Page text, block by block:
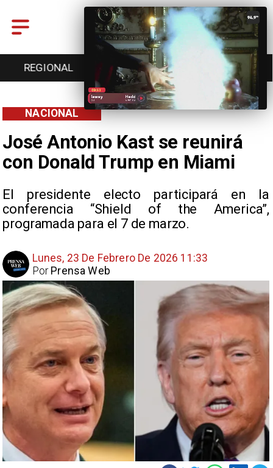
REGIONAL ENTRETENCIÓN DEPORTES
José Antonio Kast se reunirá
con Donald Trump en Miami
El presidente electo participará en la
conferencia “Shield of the America”,
programada para el 7 de marzo.
NACIONAL
Lunes, 23 De Febrero De 2026 11:33
Prensa Web
Por